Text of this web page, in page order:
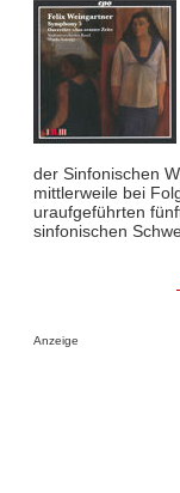
der Sinfonischen
mittlerweile bei
uraufgeführten
sinfonischen
Anzeige